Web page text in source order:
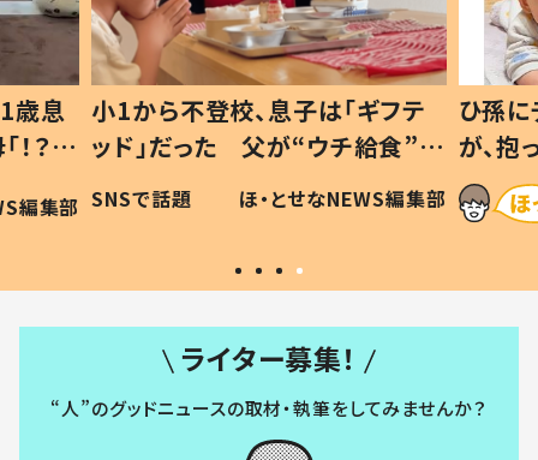
歳息
？」
編集部
小1から不登校、息子は「ギフテ
ッド」だった 父が“ウチ給食”を
作り続ける理由とは #令和の親
#令和の子
SNSで話題 ほ・とせなNEWS編集部
ひ孫
が、
「涙が
い」
ライター募集！
“人”のグッドニュースの取材・執筆をしてみませんか？